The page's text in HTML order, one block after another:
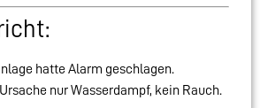
hatte Alarm geschlagen.
nur Wasserdampf, kein Rauch.